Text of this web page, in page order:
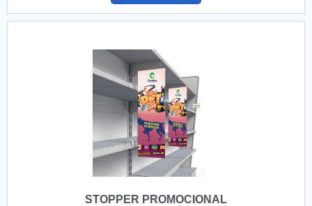
STOPPER PROMOCIONAL